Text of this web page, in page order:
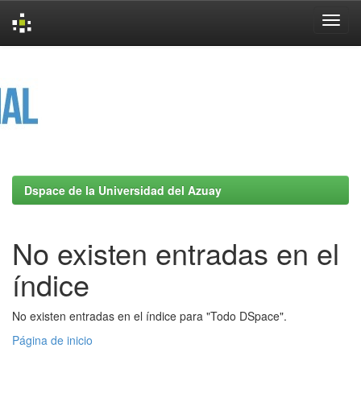
Dspace de la Universidad del Azuay
No existen entradas en el
índice
No existen entradas en el índice para "Todo DSpace".
Página de inicio